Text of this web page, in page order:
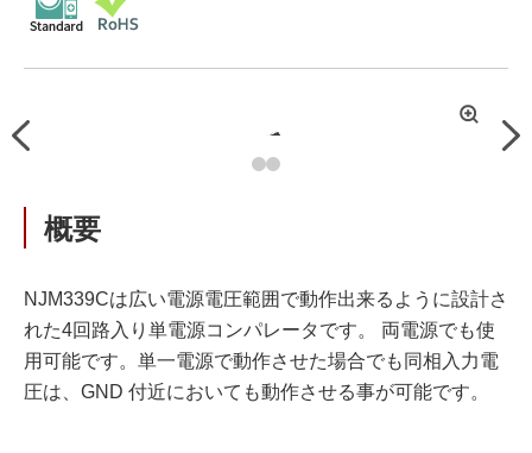
Previous
拡
概要
NJM339Cは広い電源電圧範囲で動作出来るように設計さ
れた4回路入り単電源コンパレータです。 両電源でも使
用可能です。単一電源で動作させた場合でも同相入力電
圧は、GND 付近においても動作させる事が可能です。